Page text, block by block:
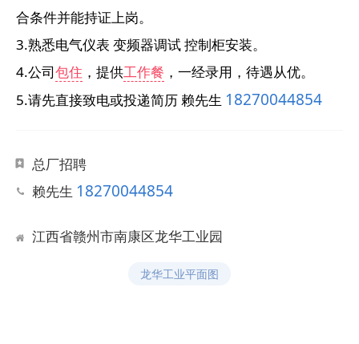
合条件并能持证上岗。
3.熟悉电气仪表 变频器调试 控制柜安装。
4.公司包住 ，提供工作餐 ，一经录用，待遇从优。
5.请先直接致电或投递简历 赖先生 18270044854
总厂招聘
赖先生 18270044854
江西省赣州市南康区龙华工业园
龙华工业平面图